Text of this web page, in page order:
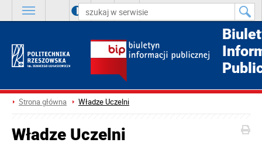
A A A
Strona główna Władze Uczelni
Władze Uczelni